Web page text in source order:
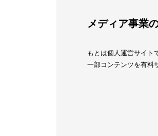
メディア事業
もとは個人運営サイト
一部コンテンツを有料